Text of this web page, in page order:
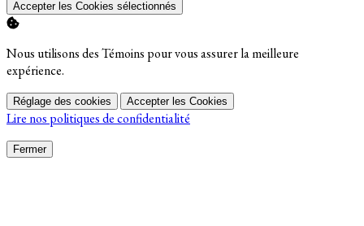
Accepter les Cookies sélectionnés
Nous utilisons des Témoins pour vous assurer la meilleure
expérience.
Réglage des cookies Accepter les Cookies
Lire nos politiques de confidentialité
Fermer